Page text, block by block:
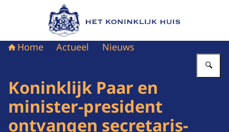
Naar de homepage van Het Koninklijk Huis
Home Actueel Nieuws
Koninklijk Paar en
minister-president
ontvangen secretaris-